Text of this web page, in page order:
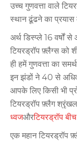
उच्च गुणवत्ता वाले
स्थान ढूंढने का
अर्थ डिस्प्ले 16 वर्षों
टियरड्रॉप फ़्लैग्स को
ही हमें गुणवत्ता का
इन झंडों ने 40 से अधिक
आपके लिए किसी भी
टियरड्रॉप फ़्लैग
ध्वजऔरटियरड्रॉप
एक महान टियरड्रॉप